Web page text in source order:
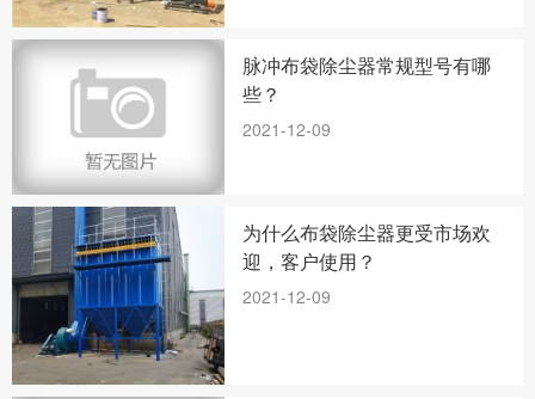
脉冲布袋除尘器常规型号有哪
些？
2021-12-09
为什么布袋除尘器更受市场欢
迎，客户使用？
2021-12-09